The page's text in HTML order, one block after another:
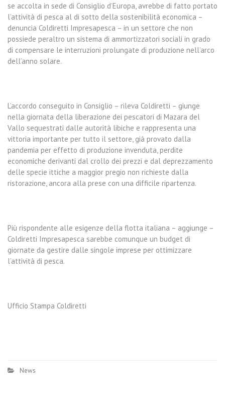
se accolta in sede di Consiglio d’Europa, avrebbe di fatto portato
l’attività di pesca al di sotto della sostenibilità economica –
denuncia Coldiretti Impresapesca – in un settore che non
possiede peraltro un sistema di ammortizzatori sociali in grado
di compensare le interruzioni prolungate di produzione nell’arco
dell’anno solare.
L’accordo conseguito in Consiglio – rileva Coldiretti – giunge
nella giornata della liberazione dei pescatori di Mazara del
Vallo sequestrati dalle autorità libiche e rappresenta una
vittoria importante per tutto il settore, già provato dalla
pandemia per effetto di produzione invenduta, perdite
economiche derivanti dal crollo dei prezzi e dal deprezzamento
delle specie ittiche a maggior pregio non richieste dalla
ristorazione, ancora alla prese con una difficile ripartenza.
Più rispondente alle esigenze della flotta italiana – aggiunge –
Coldiretti Impresapesca sarebbe comunque un budget di
giornate da gestire dalle singole imprese per ottimizzare
l’attività di pesca.
Ufficio Stampa Coldiretti
News